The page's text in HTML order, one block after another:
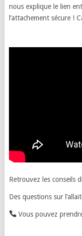
nous explique le lien
l’attachement sécure !
Retrouvez les conseils
Des questions sur
Vous pouvez